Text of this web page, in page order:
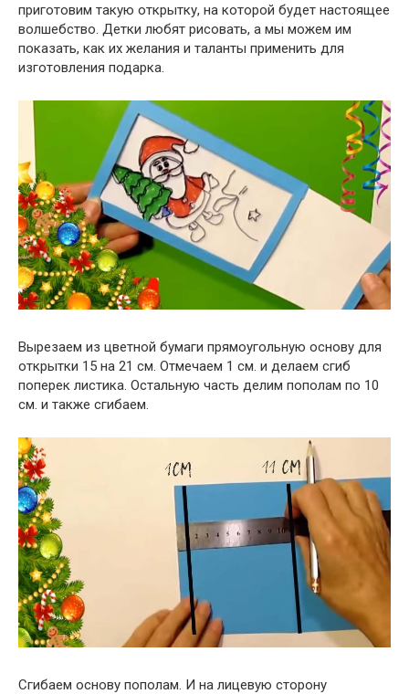
приготовим такую открытку, на которой будет настоящее
волшебство. Детки любят рисовать, а мы можем им
показать, как их желания и таланты применить для
изготовления подарка.
Вырезаем из цветной бумаги прямоугольную основу для
открытки 15 на 21 см. Отмечаем 1 см. и делаем сгиб
поперек листика. Остальную часть делим пополам по 10
см. и также сгибаем.
Сгибаем основу пополам. И на лицевую сторону